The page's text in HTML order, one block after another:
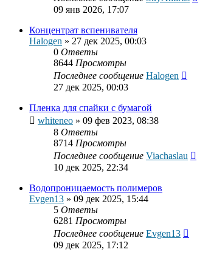
09 янв 2026, 17:07
Концентрат вспенивателя
Halogen » 27 дек 2025, 00:03
0 Ответы
8644 Просмотры
Последнее сообщение Halogen
27 дек 2025, 00:03
Пленка для спайки с бумагой
whiteneo » 09 фев 2023, 08:38
8 Ответы
8714 Просмотры
Последнее сообщение Viachaslau
10 дек 2025, 22:34
Водопроницаемость полимеров
Evgen13 » 09 дек 2025, 15:44
5 Ответы
6281 Просмотры
Последнее сообщение Evgen13
09 дек 2025, 17:12